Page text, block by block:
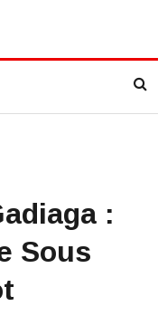
:
Sous